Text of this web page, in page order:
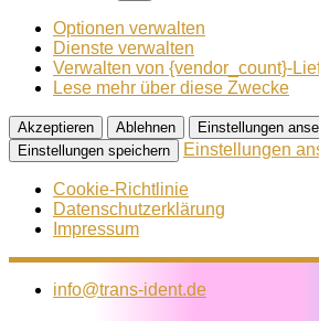
Optionen verwalten
Dienste verwalten
Verwalten von {vendor_count}-
Lese mehr über diese Zwecke
Akzeptieren Ablehnen
Einstellungen
Einstellungen speichern
Einstellungen
Cookie-Richtlinie
Datenschutzerklärung
Impressum
Zum
Inhalt
info@trans-ident.de